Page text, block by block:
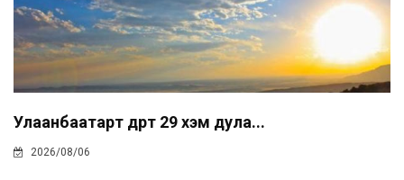
Улаанбаатарт өдөртөө 29 хэм дула...
2026/08/06